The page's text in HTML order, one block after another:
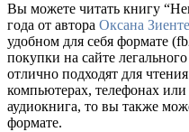
Вы можете читать книгу
года от автора Оксана
удобном для себя формате
покупки на сайте
отлично подходят для
компьютерах, телефонах
аудиокнига, то вы также
формате.